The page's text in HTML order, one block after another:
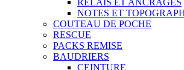
RELAIS ET ANCRAGES
NOTES ET
COUTEAU DE POCHE
RESCUE
PACKS REMISE
BAUDRIERS
CEINTURE